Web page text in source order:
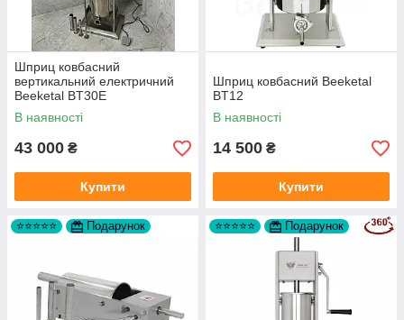
Шприц ковбасний
вертикальний електричний
Beeketal BT30E
В наявності
43 000 ₴
Купити
Шприц ковбасний Beeketal
BT12
В наявності
14 500 ₴
Купити
⭐⭐⭐⭐⭐ Подарунок ⭐⭐⭐⭐⭐ Подарунок